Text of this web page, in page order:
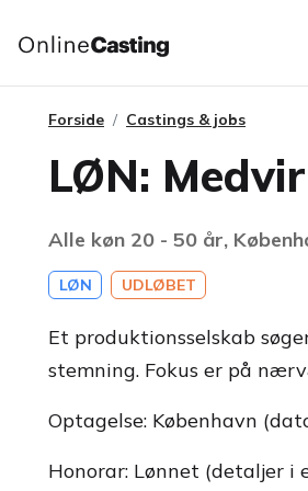
Forside Castings & jobs
LØN:
Alle køn 20 - 50 år,
LØN UDLØBET
Et produktionsselskab
stemning. Fokus er på
Optagelse: København
Honorar: Lønnet (detaljer i